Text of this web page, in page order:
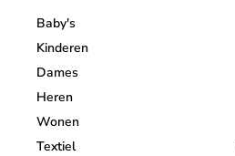
Baby's
Kinderen
Dames
Heren
Wonen
Textiel